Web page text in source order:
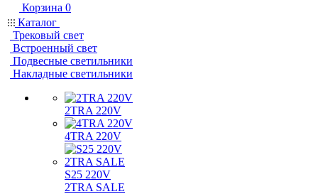
Корзина 0
Каталог
Трековый свет
Встроенный свет
Подвесные светильники
Накладные светильники
2TRA 220V
4TRA 220V
S25 220V
2TRA SALE